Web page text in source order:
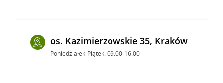
os. Kazimierzowskie 35, Kraków
Poniedziałek-Piątek: 09:00-16:00